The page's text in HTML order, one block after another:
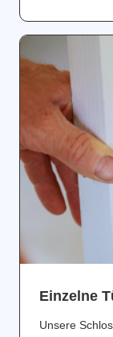
Einzelne
Unsere